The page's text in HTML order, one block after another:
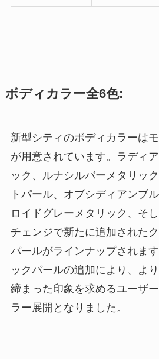
ボディカラー全6色:
新型シティのボディカラーは
が用意されています。ラディ
ック、ルナシルバーメタリッ
トパール、オブシディアンブ
ロイドグレーメタリック、そ
チェンジで新たに追加された
パールがラインナップされま
ックパールの追加により、よ
締まった印象を求めるユーザ
ラー展開となりました。